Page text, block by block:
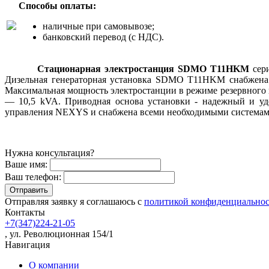
Способы оплаты:
наличные при самовывозе;
банковский перевод (с НДС).
Стационарная электростанция SDMO T11HKM
Дизельная генераторная установка SDMO T11HKM
Максимальная мощность электростанции в режиме
— 10,5 kVA. Приводная основа установки - надежный и
управления NEXYS и снабжена всеми необходимыми
Нужна консультация?
Ваше имя:
Ваш телефон:
Отправляя заявку я соглашаюсь с политикой
Контакты
+7(347)224-21-05
, ул. Революционная 154/1
Навигация
О компании